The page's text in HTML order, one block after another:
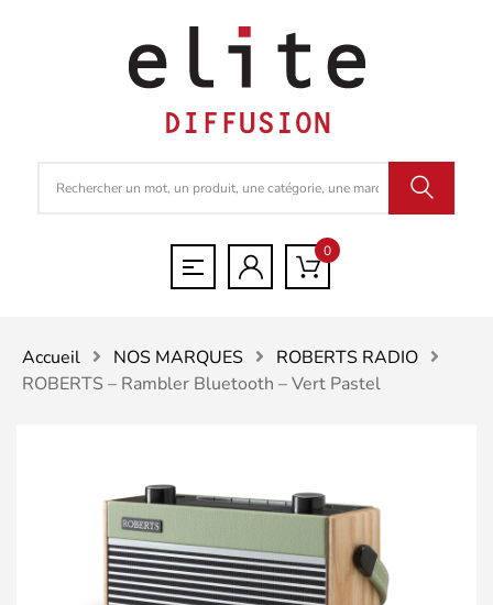
0
Accueil NOS MARQUES
ROBERTS RADIO
ROBERTS – Rambler Bluetooth – Vert Pastel